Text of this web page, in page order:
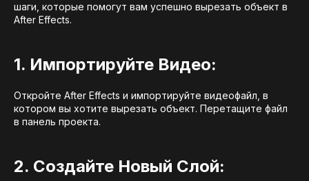
шаги, которые помогут вам успешно вырезать объект в
After Effects.
1. Импортируйте Видео:
Откройте After Effects и импортируйте видеофайл, в
котором вы хотите вырезать объект. Перетащите файл
в панель проекта.
2. Создайте Новый Слой: